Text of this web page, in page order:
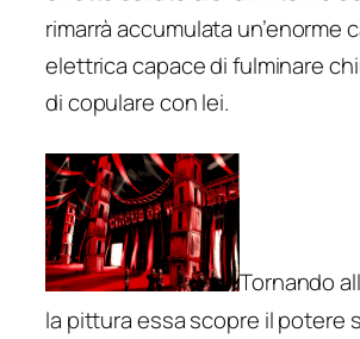
rimarrà accumulata un’enorme
elettrica capace di fulminare
di copulare con lei.
Tornando
la pittura essa scopre il potere